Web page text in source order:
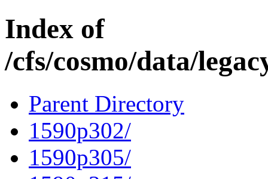
Index of
/cfs/cosmo/data/
Parent Directory
1590p302/
1590p305/